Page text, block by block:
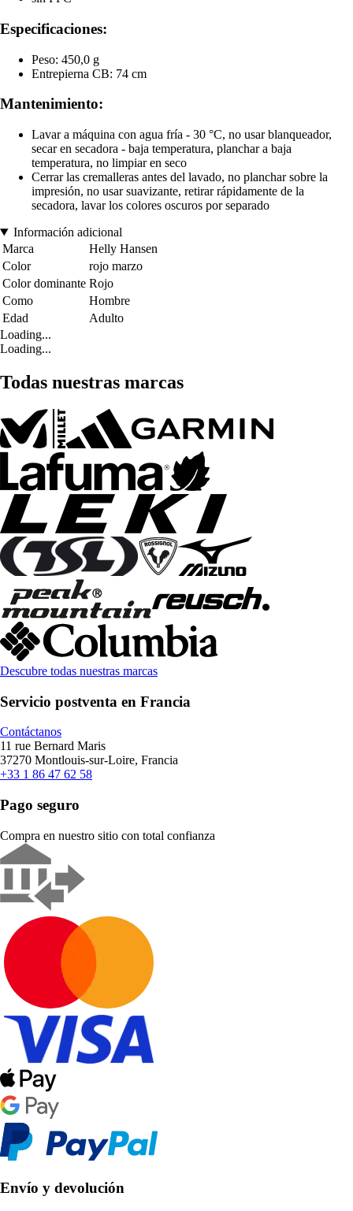
Especificaciones:
Peso: 450,0 g
Entrepierna CB: 74 cm
Mantenimiento:
Lavar a máquina con agua fría - 30 °C, no usar blanqueador,
secar en secadora - baja temperatura, planchar a baja
temperatura, no limpiar en seco
Cerrar las cremalleras antes del lavado, no planchar sobre la
impresión, no usar suavizante, retirar rápidamente de la
secadora, lavar los colores oscuros por separado
Información adicional
Marca
Helly Hansen
Color
rojo marzo
Color dominante Rojo
Como
Hombre
Edad
Adulto
Loading...
Loading...
Todas nuestras marcas
Descubre todas nuestras marcas
Servicio postventa en Francia
Contáctanos
11 rue Bernard Maris
37270 Montlouis-sur-Loire, Francia
+33 1 86 47 62 58
Pago seguro
Compra en nuestro sitio con total confianza
Envío y devolución